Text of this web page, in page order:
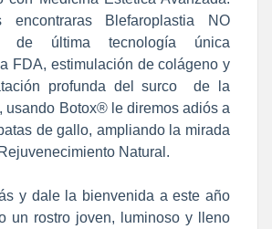
encontraras Blefaroplastia NO
de última tecnología única
FDA, estimulación de colágeno y
profunda del surco de la
usando Botox® le diremos adiós a
de gallo, ampliando la mirada
Natural.
y dale la bienvenida a este año
un rostro joven, luminoso y lleno